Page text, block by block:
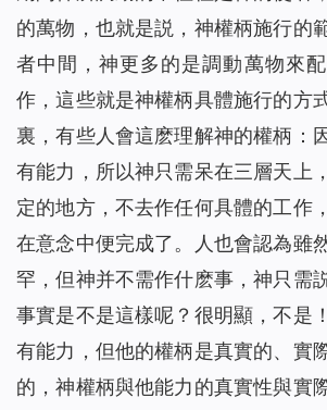
的萬物，也就是説，神權柄施行的
者中間，神更多的是調動萬物來
作，這些就是神權柄具體施行的方
裏，有些人會這麽理解神的權柄：
有能力，所以神只需呆在三層天上
定的地方，不去作任何具體的工作
在意念中便完成了。人也會認為雖
罕，但神并不需作什麽事，神只需
事實是不是這樣呢？很明顯，不是
有能力，但他的權柄是真實的、實
的，神權柄與他能力的真實性與實